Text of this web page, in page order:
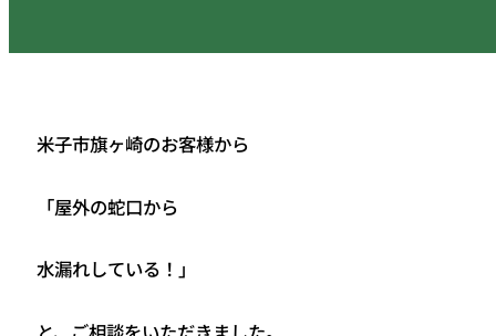
米子市旗ヶ崎のお客様から
「屋外の蛇口から
水漏れしている！」